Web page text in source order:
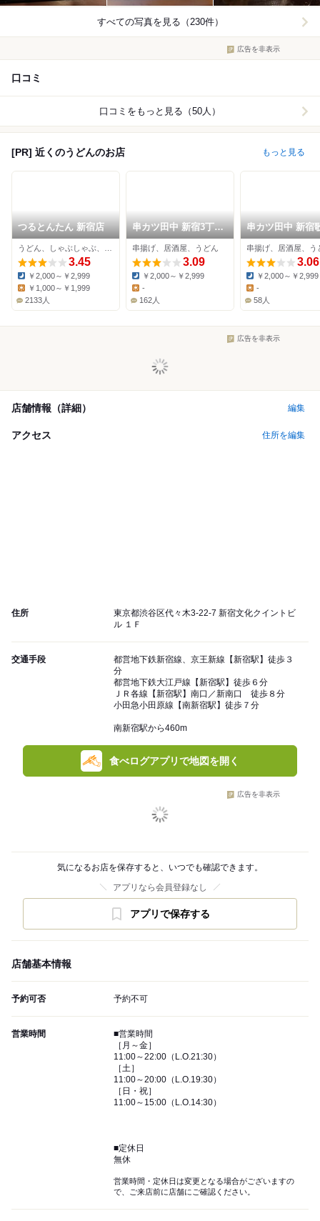
すべての写真を見る（230件）
広告を非表示
口コミ
口コミをもっと見る（50人）
[PR] 近くのうどんのお店 もっと見る
つるとんたん 新宿店
3.45
Dinner:
￥2,000～￥2,999
￥1,000～￥1,999
2133人
串カツ田中 新宿3丁目
店
串揚げ、居酒屋、うどん
3.09
Dinner:
￥2,000～￥2,999
-
162人
串カツ田中 新宿
伎町店
串揚げ、居酒屋、う
3.06
Dinner:
￥2,000～￥2,999
Lunch:
-
58人
広告を非表示
店舗情報（詳細） 編集
アクセス 住所を編集
住所
東京都渋谷区代々木3-22-7 新宿文化クイントビ
ル １Ｆ
交通手段
都営地下鉄新宿線、京王新線【新宿駅】徒歩３
分
都営地下鉄大江戸線【新宿駅】徒歩６分
ＪＲ各線【新宿駅】南口／新南口 徒歩８分
小田急小田原線【南新宿駅】徒歩７分
南新宿駅から460m
食べログアプリで地図を開く
広告を非表示
気になるお店を保存すると、いつでも確認できます。
アプリなら会員登録なし
アプリで保存する
店舗基本情報
予約可否 予約不可
営業時間
■営業時間
［月～金］
11:00～22:00（L.O.21:30）
［土］
11:00～20:00（L.O.19:30）
［日・祝］
11:00～15:00（L.O.14:30）
■定休日
無休
営業時間・定休日は変更となる場合がございますの
で、ご来店前に店舗にご確認ください。